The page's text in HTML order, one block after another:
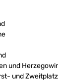
und
und